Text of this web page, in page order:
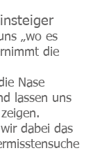
„wo es
die
Nase
lassen uns
dabei das